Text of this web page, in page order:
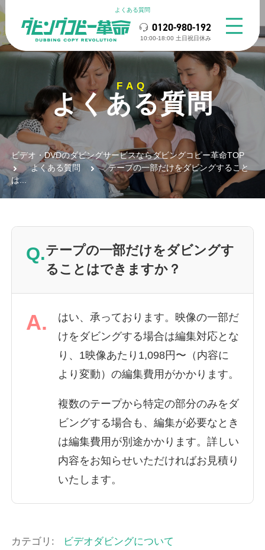
よくある質問
0120-980-192
10:00-18:00 ⼟⽇祝⽇休み
FAQ
よくある質問
ビデオ・DVDのダビングサービスならダビングコピー革命TOP
よくある質問
テープの一部だけをダビングすること
は...
Q.テープの一部だけをダビングす
ることはできますか？
A.
はい、承っております。映像の一部だ
けをダビングする場合は編集対応とな
り、1映像あたり1,098円〜（内容に
より変動）の編集費用がかかります。
複数のテープから特定の部分のみをダ
ビングする場合も、編集が必要なとき
は編集費用が別途かかります。詳しい
内容をお知らせいただければお見積り
いたします。
カテゴリ: ビデオダビングについて